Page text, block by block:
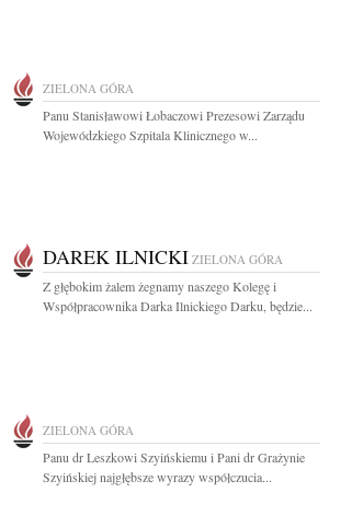
ZIELONA GÓRA
Panu Stanisławowi Łobaczowi Prezesowi Zarządu
Wojewódzkiego Szpitala Klinicznego w...
DAREK ILNICKI ZIELONA GÓRA
Z głębokim żalem żegnamy naszego Kolegę i
Współpracownika Darka Ilnickiego Darku, będzie...
ZIELONA GÓRA
Panu dr Leszkowi Szyińskiemu i Pani dr Grażynie
Szyińskiej najgłębsze wyrazy współczucia...